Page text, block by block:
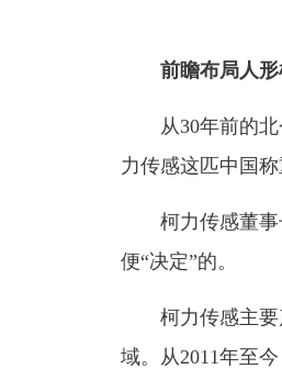
前瞻布局人形
从30年前的北
力传感这匹中国称
柯力传感董事
便“决定”的。
柯力传感主要产
域。从2011年至